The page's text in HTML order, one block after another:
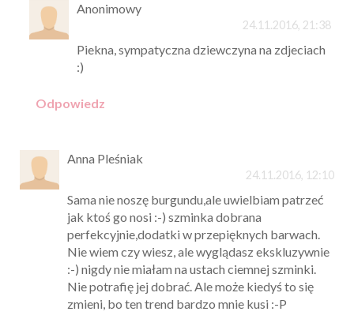
Anonimowy
24.11.2016, 21:38
Piekna, sympatyczna dziewczyna na zdjeciach
:)
Odpowiedz
Anna Pleśniak
24.11.2016, 12:10
Sama nie noszę burgundu,ale uwielbiam patrzeć
jak ktoś go nosi :-) szminka dobrana
perfekcyjnie,dodatki w przepięknych barwach.
Nie wiem czy wiesz, ale wyglądasz ekskluzywnie
:-) nigdy nie miałam na ustach ciemnej szminki.
Nie potrafię jej dobrać. Ale może kiedyś to się
zmieni, bo ten trend bardzo mnie kusi :-P